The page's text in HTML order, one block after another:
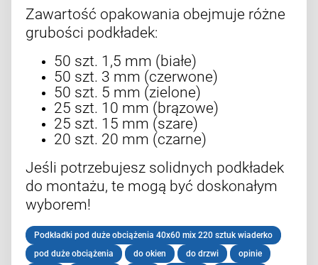
Zawartość opakowania obejmuje różne
grubości podkładek:
50 szt. 1,5 mm (białe)
50 szt. 3 mm (czerwone)
50 szt. 5 mm (zielone)
25 szt. 10 mm (brązowe)
25 szt. 15 mm (szare)
20 szt. 20 mm (czarne)
Jeśli potrzebujesz solidnych podkładek
do montażu, te mogą być doskonałym
wyborem!
Podkładki pod duże obciążenia 40x60 mix 220 sztuk wiaderko
pod duże obciążenia
do okien do drzwi
opinie